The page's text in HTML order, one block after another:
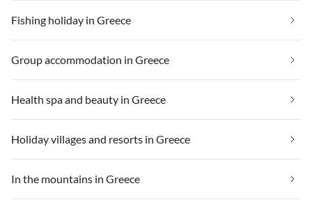
Fishing holiday in Greece
Group accommodation in Greece
Health spa and beauty in Greece
Holiday villages and resorts in Greece
In the mountains in Greece